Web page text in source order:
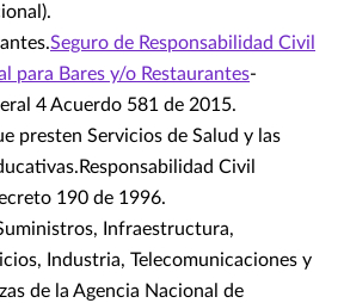
Seguro de Responsabilidad Civil
para Bares y/o Restaurantes-
4 Acuerdo 581 de 2015.
presten Servicios de Salud y las
Civil
190 de 1996.
Infraestructura,
Industria, Telecomunicaciones y
de la Agencia Nacional de